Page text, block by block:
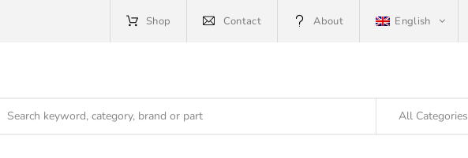
Shop Contact About English
All Categories